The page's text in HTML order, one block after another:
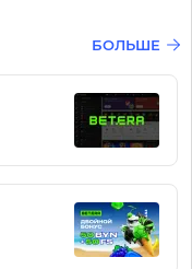
БОЛЬШЕ